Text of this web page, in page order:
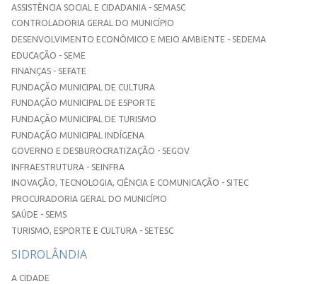
ASSISTÊNCIA SOCIAL E CIDADANIA - SEMASC
CONTROLADORIA GERAL DO MUNICÍPIO
DESENVOLVIMENTO ECONÔMICO E MEIO AMBIENTE - SEDEMA
EDUCAÇÃO - SEME
FINANÇAS - SEFATE
FUNDAÇÃO MUNICIPAL DE CULTURA
FUNDAÇÃO MUNICIPAL DE ESPORTE
FUNDAÇÃO MUNICIPAL DE TURISMO
FUNDAÇÃO MUNICIPAL INDÍGENA
GOVERNO E DESBUROCRATIZAÇÃO - SEGOV
INFRAESTRUTURA - SEINFRA
INOVAÇÃO, TECNOLOGIA, CIÊNCIA E COMUNICAÇÃO - SITEC
PROCURADORIA GERAL DO MUNICÍPIO
SAÚDE - SEMS
TURISMO, ESPORTE E CULTURA - SETESC
SIDROLÂNDIA
A CIDADE